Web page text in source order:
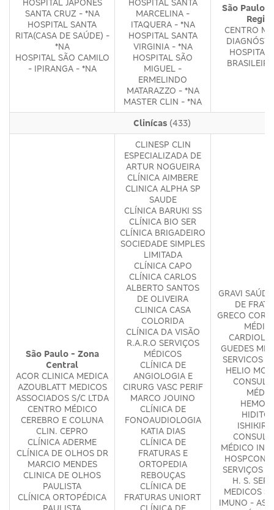
HOSPITAL JAPONÊS
SANTA CRUZ - *NA
HOSPITAL SANTA
RITA(CASA DE SAÚDE) -
*NA
HOSPITAL SÃO CAMILO
- IPIRANGA - *NA
HOSPITAL SANTA
MARCELINA -
ITAQUERA - *NA
HOSPITAL SANTA
VIRGINIA - *NA
HOSPITAL SÃO
MIGUEL -
ERMELINDO
MATARAZZO - *NA
MASTER CLIN - *NA
São Paulo
CENTRO
HOSPITAL
Clinícas (433)
São Paulo - Zona
Central
ACOR CLINICA MEDICA
AZOUBLATT MEDICOS
ASSOCIADOS S/C LTDA
CENTRO MÉDICO
CEREBRO E COLUNA
CLIN. CEPRO
CLÍNICA ADERME
CLÍNICA DE OLHOS DR
MARCIO MENDES
CLINICA DE OLHOS
PAULISTA
CLÍNICA ORTOPÉDICA
CLINESP CLIN
ESPECIALIZADA DE
ARTUR NOGUEIRA
CLÍNICA AIMBERE
CLINICA ALPHA SP
SAUDE
CLÍNICA BARUKI SS
CLÍNICA BIO SER
CLÍNICA BRIGADEIRO
SOCIEDADE SIMPLES
LIMITADA
CLÍNICA CAPO
CLÍNICA CARLOS
ALBERTO SANTOS
DE OLIVEIRA
CLINICA CASA
COLORIDA
CLÍNICA DA VISÃO
R.A.R.O SERVIÇOS
MÉDICOS
CLÍNICA DE
ANGIOLOGIA E
CIRURG VASC PERIF
MARCO JOUINO
CLÍNICA DE
FONOAUDIOLOGIA
KATIA DIAS
CLÍNICA DE
FRATURAS E
ORTOPEDIA
REBOUÇAS
CLÍNICA DE
FRATURAS UNIORT
GRAVI
DE
GRECO COR
GUEDES
SERVICOS
HELIO
MÉDICO
SERVIÇOS
H. S.
MEDICOS
IMUNO -